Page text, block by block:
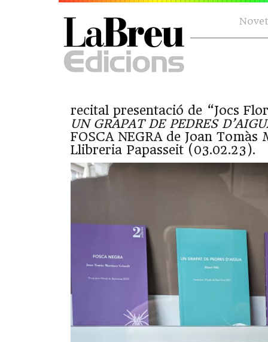
recital presentació de “Jocs
UN GRAPAT DE PEDRES
FOSCA NEGRA de Joan
Llibreria Papasseit (03.02.23).